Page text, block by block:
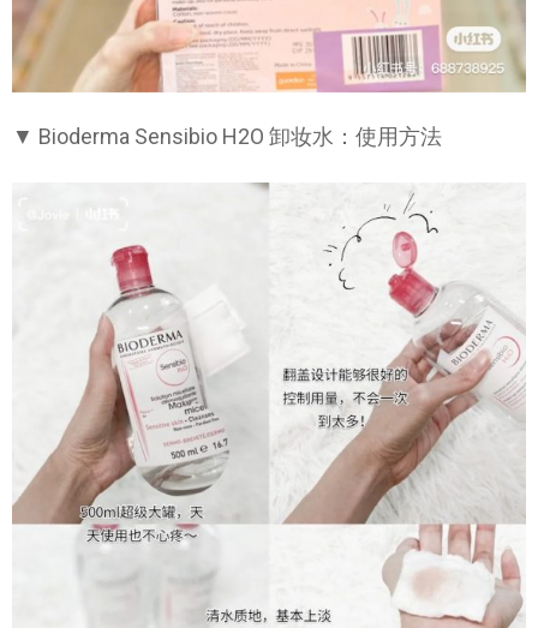
▼ Bioderma Sensibio H2O 卸妆水：使用方法